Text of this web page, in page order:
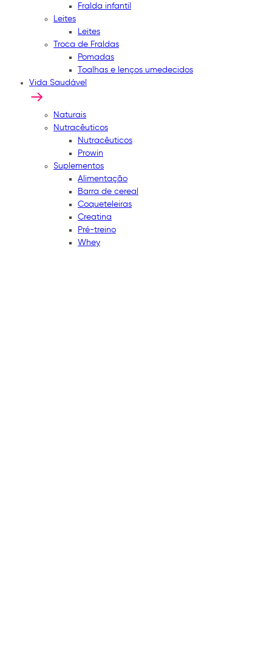
Fralda infantil
Leites
Leites
Troca de Fraldas
Pomadas
Toalhas e lenços umedecidos
Vida Saudável
Naturais
Nutracêuticos
Nutracêuticos
Prowin
Suplementos
Alimentação
Barra de cereal
Coqueteleiras
Creatina
Pré-treino
Whey